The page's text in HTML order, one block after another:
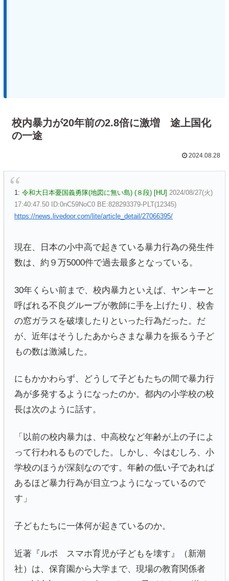
校内暴力が20年前の2.8倍に激増 途上国化
の一途
2024.08.28
1: 令和大日本憂国義勇隊(地図に無い島) (８段) [HU] 2024/08/27(火)
17:40:47.50 ID:0nC59NoC0 BE:828293379-PLT(12345)
https://news.livedoor.com/lite/article_detail/27066395/
現在、日本の小中高で起きている暴力行為の発生件
数は、約９万5000件で過去最多となっている。
30年くらい前まで、校内暴力といえば、ヤンキーと
呼ばれる不良グループが教師に手を上げたり、校舎
の窓ガラスを破壊したりといった行為だった。だ
が、近年はそうしたあからさまな暴力を振るう子ど
もの数は激減した。
にもかかわらず、どうして子どもたちの間で暴力行
為が多発するようになったのか。都内の小学校の校
長は次のように話す。
「以前の校内暴力は、中高校など年齢が上の子によ
って行われるものでした。しかし、今はむしろ、小
学校のほうが深刻なのです。年齢の低い子であれば
あるほど暴力行為が目立つようになっているので
す」
子どもたちに一体何が起きているのか。
近著『ルポ スマホ育児が子どもを壊す』（新潮
社）は、保育園から大学まで、現場の教育関係者